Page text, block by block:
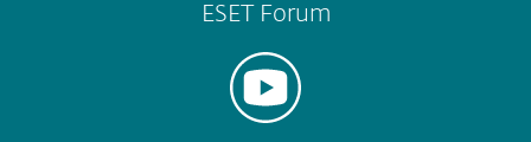
ESET Forum